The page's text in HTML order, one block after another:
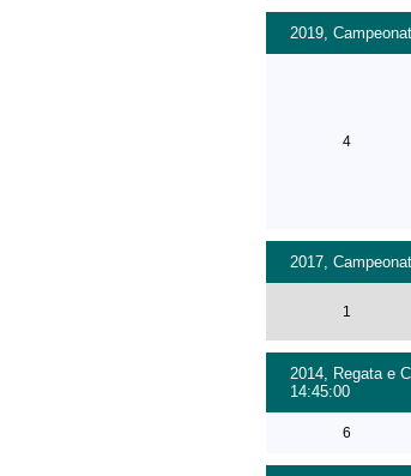
2019,
4
2017,
1
2014, Regata e
14:45:00
6